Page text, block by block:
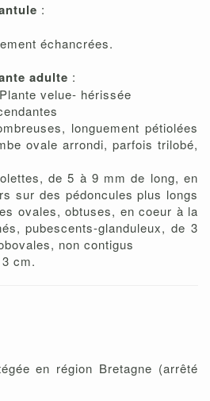
:
échancrées.
adulte :
velue- hérissée
longuement pétiolées
ovale arrondi, parfois trilobé,
de 5 à 9 mm de long, en
sur des pédoncules plus longs
ovales, obtuses, en coeur à la
pubescents-glanduleux, de 3
non contigus
cm.
en région Bretagne (arrêté